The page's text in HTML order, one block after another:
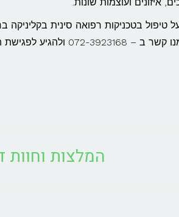
טיפול בטכניקות רפואה סינית בקליניקה
מזמינים אותך ליצור עימנו קשר ב –
המלצות